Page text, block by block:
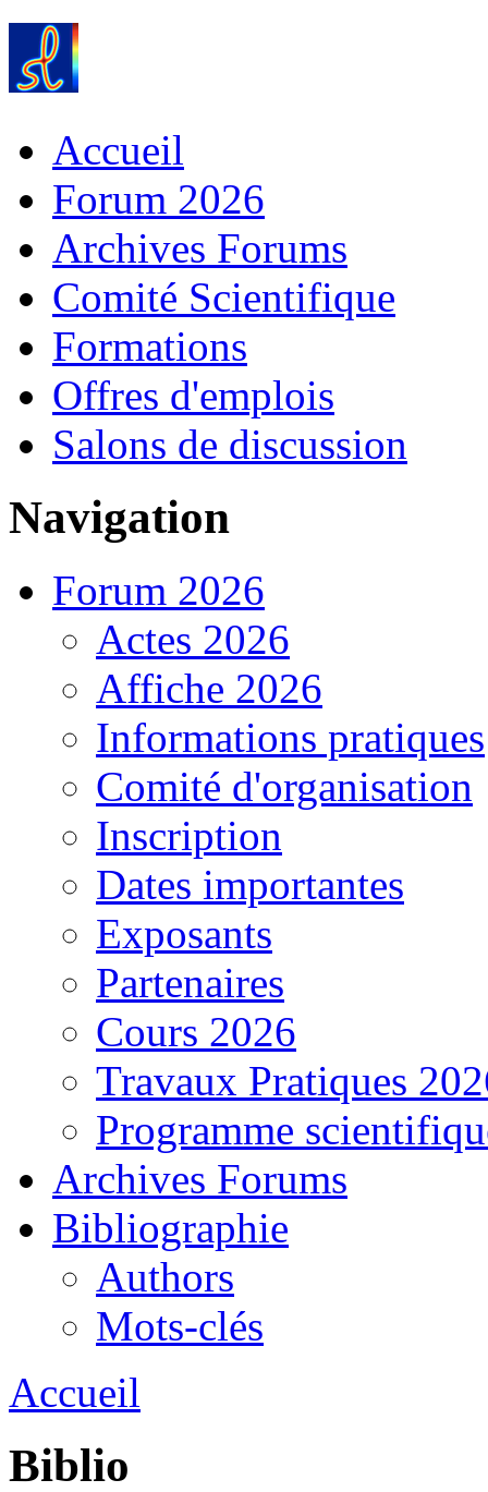
Accueil
Forum 2026
Archives Forums
Comité Scientifique
Formations
Offres d'emplois
Salons de discussion
Navigation
Forum 2026
Actes 2026
Affiche 2026
Informations pratiques
Comité d'organisation
Inscription
Dates importantes
Exposants
Partenaires
Cours 2026
Travaux Pratiques
Programme
Archives Forums
Bibliographie
Authors
Mots-clés
Accueil
Biblio